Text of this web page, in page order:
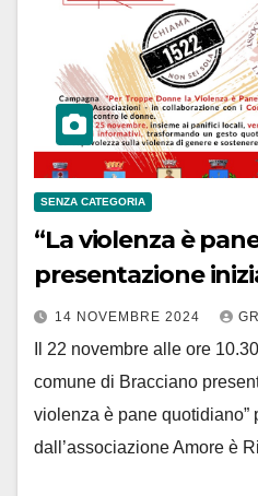
SENZA CATEGORIA
“La violenza è
presentazione
14 NOVEMBRE 2024
Il 22 novembre alle ore
comune di Bracciano
violenza è pane quotidiano”
dall’associazione Amore è